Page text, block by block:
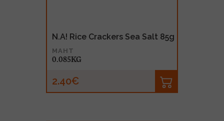
N.A! Rice Crackers Sea Salt 85g
MAHT
0.085KG
2.40€